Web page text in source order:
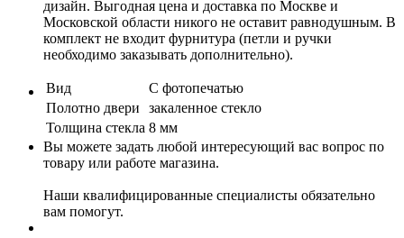
дизайн. Выгодная цена и доставка по Москве и
Московской области никого не оставит равнодушным. В
комплект не входит фурнитура (петли и ручки
необходимо заказывать дополнительно).
Вид
С фотопечатью
Полотно двери
закаленное стекло
Толщина стекла 8 мм
Вы можете задать любой интересующий вас вопрос по
товару или работе магазина.
Наши квалифицированные специалисты обязательно
вам помогут.